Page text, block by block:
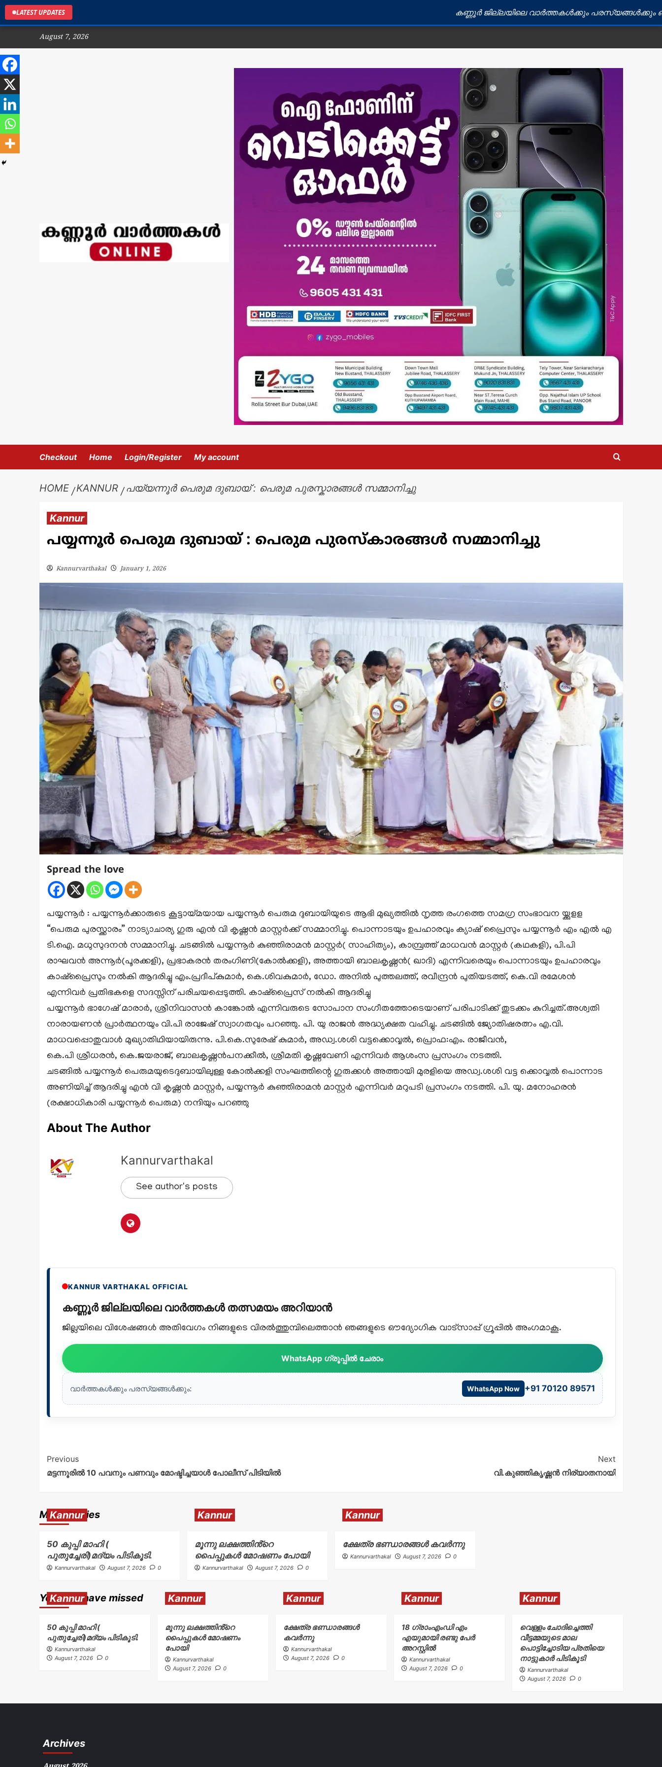
LATEST UPDATES കണ്ണൂർ ജില്ലയിലെ വാർത്തകൾക്കും പരസ്യങ്ങൾക്കും ബന്ധപ്പെടുക:
August 7, 2026
Checkout Home Login/Register My account
HOME KANNUR പയ്യന്നൂർ പെരുമ ദുബായ് : പെരുമ പുരസ്കാരങ്ങൾ സമ്മാനിച്ചു
Kannur
പയ്യന്നൂർ പെരുമ ദുബായ് : പെരുമ പുരസ്കാരങ്ങൾ സമ്മാനിച്ചു
Kannurvarthakal January 1, 2026
Spread the love
പയ്യന്നൂർ : പയ്യന്നൂർക്കാരുടെ കൂട്ടായ്മയായ പയ്യന്നൂർ പെരുമ ദുബായിയുടെ ആഭി മുഖ്യത്തിൽ നൃത്ത രംഗത്തെ സമഗ്ര സംഭാവന യ്ക്കുളള
“പെരുമ പുരസ്ക്കാരം” നാട്യാചാര്യ ഗുരു എൻ വി കൃഷ്ണൻ മാസ്റ്റർക്ക് സമ്മാനിച്ചു. പൊന്നാടയും ഉപഹാരവും ക്യാഷ് പ്രൈസും പയ്യന്നൂർ എം എൽ എ
ടി.ഐ. മധുസുദനൻ സമ്മാനിച്ചു. ചടങ്ങിൽ പയ്യന്നൂർ കുഞ്ഞിരാമൻ മാസ്റ്റർ( സാഹിത്യം), കാമ്പ്രത്ത് മാധവൻ മാസ്റ്റർ (കഥകളി), പി.പി
രാഘവൻ അന്നൂർ(പൂരക്കളി), പ്രഭാകരൻ തരംഗിണി(കോൽക്കളി), അത്തായി ബാലകൃഷ്ണൻ( ഖാദി) എന്നിവരെയും പൊന്നാടയും ഉപഹാരവും
കാഷ്പ്രൈസും നൽകി ആദരിച്ചു എം.പ്രദീപ്കുമാർ, കെ.ശിവകുമാർ, ഡോ. അനിൽ പുത്തലത്ത്, രവീന്ദ്രൻ പുതിയടത്ത്, കെ.വി രമേശൻ
എന്നിവർ പ്രതിഭകളെ സദസ്സിന് പരിചയപ്പെടുത്തി. കാഷ്പ്രൈസ് നൽകി ആദരിച്ചു
പയ്യന്നൂർ ഭാഗേഷ് മാരാർ, ശ്രീനിവാസൻ കാങ്കോൽ എന്നിവരുടെ സോപാന സംഗീതത്തോടെയാണ് പരിപാടിക്ക് തുടക്കം കുറിച്ചത്.അശ്വതി
നാരായണൻ പ്രാർത്ഥനയും വി.പി രാജേഷ് സ്വാഗതവും പറഞ്ഞു. പി. യു രാജൻ അദ്ധ്യക്ഷത വഹിച്ചു. ചടങ്ങിൽ ജ്യോതിഷരത്നം എ.വി.
മാധവപ്പൊതുവാൾ മുഖ്യാതിഥിയായിരുന്നു. പി.കെ.സുരേഷ് കുമാർ, അഡ്വ.ശശി വട്ടക്കൊവ്വൽ, പ്രൊഫ:എം. രാജീവൻ,
കെ.പി ശ്രീധരൻ, കെ.ജയരാജ്, ബാലകൃഷ്ണൻപനക്കീൽ, ശ്രീമതി കൃഷ്ണവേണി എന്നിവർ ആശംസ പ്രസംഗം നടത്തി.
ചടങ്ങിൽ പയ്യന്നൂർ പെരുമയുടെദുബായിലുള്ള കോൽക്കളി സംഘത്തിന്റെ ഗുരുക്കൾ അത്തായി മുരളിയെ അഡ്വ.ശശി വട്ട ക്കൊവ്വൽ പൊന്നാട
അണിയിച്ച് ആദരിച്ചു എൻ വി കൃഷ്ണൻ മാസ്റ്റർ, പയ്യന്നൂർ കുഞ്ഞിരാമൻ മാസ്റ്റർ എന്നിവർ മറുപടി പ്രസംഗം നടത്തി. പി. യു. മനോഹരൻ
(രക്ഷാധികാരി പയ്യന്നൂർ പെരുമ) നന്ദിയും പറഞ്ഞു
About The Author
Kannurvarthakal
See author's posts
KANNUR VARTHAKAL OFFICIAL
കണ്ണൂർ ജില്ലയിലെ വാർത്തകൾ തത്സമയം അറിയാൻ
ജില്ലയിലെ വിശേഷങ്ങൾ അതിവേഗം നിങ്ങളുടെ വിരൽത്തുമ്പിലെത്താൻ ഞങ്ങളുടെ ഔദ്യോഗിക വാട്സാപ്പ് ഗ്രൂപ്പിൽ അംഗമാകൂ.
WhatsApp ഗ്രൂപ്പിൽ ചേരാം
വാർത്തകൾക്കും പരസ്യങ്ങൾക്കും: WhatsApp Now +91 70120 89571
Previous
മട്ടന്നൂരിൽ 10 പവനും പണവും മോഷ്ടിച്ചയാൾ പോലീസ് പിടിയിൽ
Next
വി.കുഞ്ഞികൃഷ്ണൻ നിര്യാതനായി
More Stories
Kannur
50 കുപ്പി മാഹി (
പുതുച്ചേരി)മദ്യം പിടികൂടി.
Kannurvarthakal August 7, 2026 0
Kannur
മൂന്നു ലക്ഷത്തിൻ്റെ
പൈപ്പുകൾ മോഷണം പോയി
Kannurvarthakal August 7, 2026 0
Kannur
ക്ഷേത്ര ഭണ്ഡാരങ്ങൾ കവർന്നു
Kannurvarthakal August 7, 2026 0
You may have missed
Kannur
50 കുപ്പി മാഹി (
പുതുച്ചേരി)മദ്യം പിടികൂടി.
Kannurvarthakal
August 7, 2026
0
Kannur
മൂന്നു ലക്ഷത്തിൻ്റെ
പൈപ്പുകൾ മോഷണം
പോയി
Kannurvarthakal
August 7, 2026
0
Kannur
ക്ഷേത്ര ഭണ്ഡാരങ്ങൾ
കവർന്നു
Kannurvarthakal
August 7, 2026
0
Kannur
18 ഗ്രാംഎംഡി എം
എയുമായി രണ്ടു പേർ
അറസ്റ്റിൽ
Kannurvarthakal
August 7, 2026
0
Kannur
വെള്ളം ചോദിച്ചെത്തി
വീട്ടമ്മയുടെ മാല
പൊട്ടിച്ചോടിയ പ്രതിയെ
നാട്ടുകാർ പിടികൂടി
Kannurvarthakal
August 7, 2026
0
Archives